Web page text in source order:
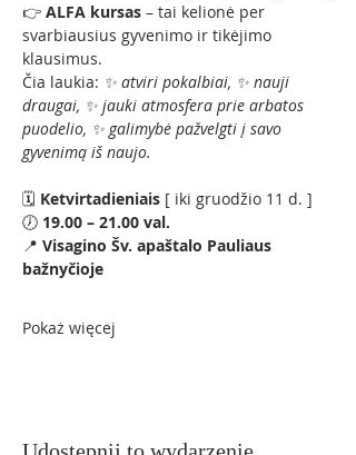
👉 ALFA kursas – tai kelionė per
svarbiausius gyvenimo ir tikėjimo
klausimus.
Čia laukia: ✨ atviri pokalbiai, ✨ nauji
draugai, ✨ jauki atmosfera prie arbatos
puodelio, ✨ galimybė pažvelgti į savo
gyvenimą iš naujo.
🗓 Ketvirtadieniais [ iki gruodžio 11 d. ]
🕖 19.00 – 21.00 val.
📍 Visagino Šv. apaštalo Pauliaus
bažnyčioje
Pokaż więcej